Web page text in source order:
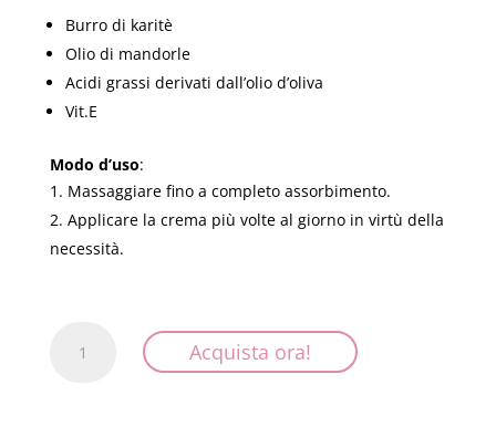
Burro di karitè
Olio di mandorle
Acidi grassi derivati dall’olio d’oliva
Vit.E
Modo d’uso:
Massaggiare fino a completo assorbimento.
Applicare la crema più volte al giorno in virtù della
necessità.
Acquista ora!